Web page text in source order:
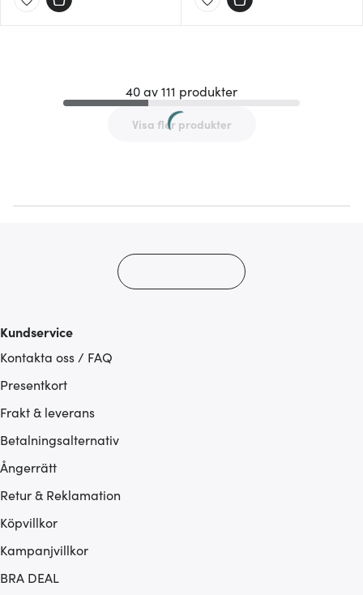
40 av 111 produkter
Visa fler produkter
Kundservice
Kontakta oss / FAQ
Presentkort
Frakt & leverans
Betalningsalternativ
Ångerrätt
Retur & Reklamation
Köpvillkor
Kampanjvillkor
BRA DEAL